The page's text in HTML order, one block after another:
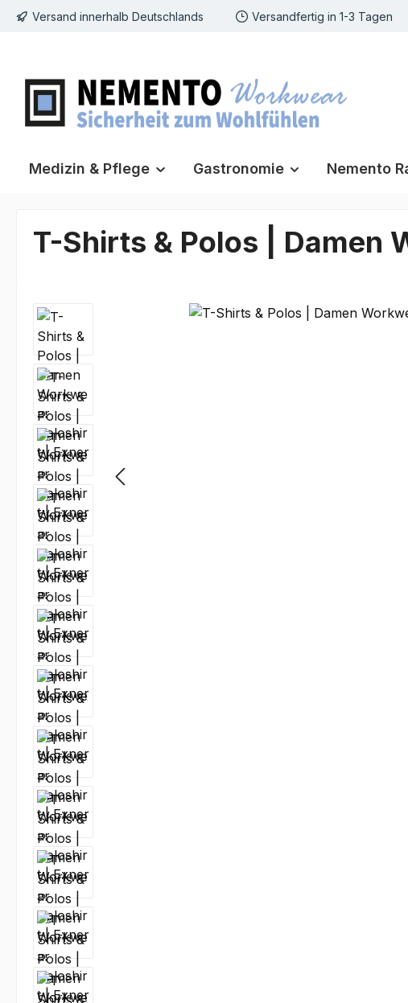
Hauptinhalt springen
Zur Suche springen
Zur Hauptnavigation springen
Versand innerhalb Deutschlands Versandfertig in 1-3 Tagen
Medizin & Pflege Gastronomie Nemento
T-Shirts & Polos | Damen
Bildergalerie überspringen